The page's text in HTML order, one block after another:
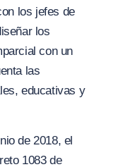
los jefes de
los
con un
las
educativas y
de 2018, el
1083 de